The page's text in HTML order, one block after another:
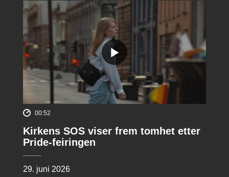
00:52
Kirkens SOS viser frem tomhet etter
Pride-feiringen
29. juni 2026